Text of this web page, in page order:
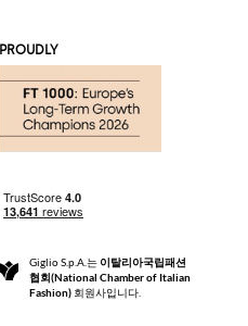
PROUDLY
Giglio S.p.A.는 이탈리아국립패션
협회(National Chamber of Italian
Fashion) 회원사입니다.